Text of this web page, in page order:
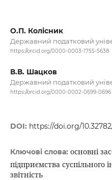
О.П. Колісник
Державний податковий
https://orcid.org/0000-0003-1755-5638
В.В. Шацков
Державний податковий
https://orcid.org/0000-0002-0699-0696
DOI: https://doi.org/
Ключові слова: основні
підприємства суспільного
звітність